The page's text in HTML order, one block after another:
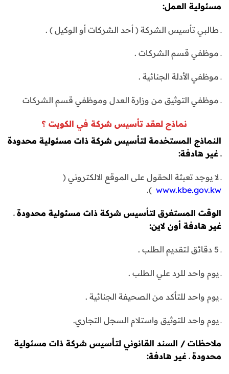
مسئولية العمل:
ـ طالبي تأسيس الشركة ( أحد الشركات أو الوكيل ) .
ـ موظفي قسم الشركات .
ـ موظفي الأدلة الجنائية .
ـ موظفي التوثيق من وزارة العدل وموظفي قسم الشركات
نماذج لعقد تأسيس شركة في الكويت ؟
النماذج المستخدمة لتأسيس شركة ذات مسئولية محدودة
ـ غير هادفة:
ـ لا يوجد تعبئة الحقول على الموقع الالكتروني (
www.kbe.gov.kw
).
الوقت المستغرق لتأسيس شركة ذات مسئولية محدودة ـ
غير هادفة أون لاين:
ـ 5 دقائق لتقديم الطلب .
ـ يوم واحد للرد علي الطلب .
ـ يوم واحد للتأكد من الصحيفة الجنائية .
ـ يوم واحد للتوثيق واستلام السجل التجاري.
ملاحظات / السند القانوني لتأسيس شركة ذات مسئولية
محدودة ـ غير هادفة: